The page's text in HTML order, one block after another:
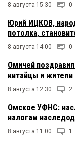
8 августа 15:30 0
Юрий ИЦКОВ,
потолка,
8 августа 14:00 0
Омичей
китайцы и жители
8 августа 12:30 2
Омское УФНС:
налогам
8 августа 11:00 1